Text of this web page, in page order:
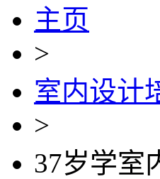
主页
>
室内设计
>
37岁学室